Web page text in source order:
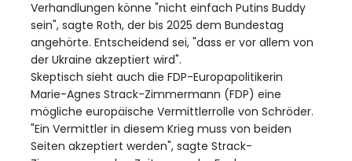
Verhandlungen könne "nicht einfach Putins Buddy
sein", sagte Roth, der bis 2025 dem Bundestag
angehörte. Entscheidend sei, "dass er vor allem von
der Ukraine akzeptiert wird".
Skeptisch sieht auch die FDP-Europapolitikerin
Marie-Agnes Strack-Zimmermann (FDP) eine
mögliche europäische Vermittlerrolle von Schröder.
"Ein Vermittler in diesem Krieg muss von beiden
Seiten akzeptiert werden", sagte Strack-